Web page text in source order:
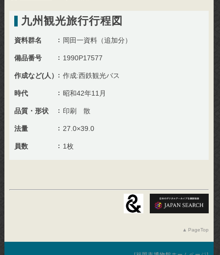
九州観光旅行行程図
資料群名 岡田一資料（追加分）
備品番号 1990P17577
作成など(人） 作成:西鉄観光バス
時代 昭和42年11月
品質・形状 印刷 散
法量 27.0×39.0
員数 1枚
PageTop